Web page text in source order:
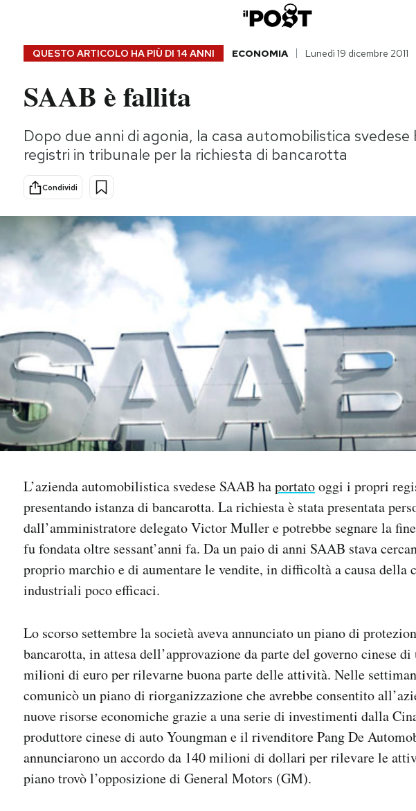
Idee
Boomer!
QUESTO ARTICOLO HA PIÙ DI 14 ANNI ECONOMIA Lunedì 19 dicembre 2011
SAAB è fallita
Dopo due anni di agonia, la casa automobilistica
registri in tribunale per la richiesta di bancarotta
Condividi
L’azienda automobilistica svedese SAAB haportatooggi i propri
presentando istanza di bancarotta. La richiesta è stata presentata
dall’amministratore delegato Victor Muller e potrebbe segnare la
fu fondata oltre sessant’anni fa. Da un paio di anni SAAB stava
proprio marchio e di aumentare le vendite, in difficoltà a causa della
industriali poco efficaci.
Lo scorso settembre la società aveva annunciato un piano di
bancarotta, in attesa dell’approvazione da parte del governo cinese di
milioni di euro per rilevarne buona parte delle attività. Nelle
comunicò un piano di riorganizzazione che avrebbe consentito
nuove risorse economiche grazie a una serie di investimenti dalla
produttore cinese di auto Youngman e il rivenditore Pang De
annunciarono un accordo da 140 milioni di dollari per rilevare le
piano trovò l’opposizione di General Motors (GM).